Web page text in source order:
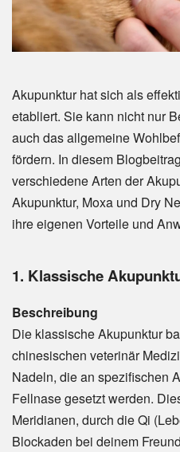
Akupunktur hat sich als
etabliert. Sie kann nicht nur
auch das allgemeine
fördern. In diesem
verschiedene Arten der
Akupunktur, Moxa und Dry
ihre eigenen Vorteile und
1. Klassische
Beschreibung
Die klassische Akupunktur
chinesischen veterinär
Nadeln, die an spezifischen
Fellnase gesetzt werden.
Meridianen, durch die Qi
Blockaden bei deinem